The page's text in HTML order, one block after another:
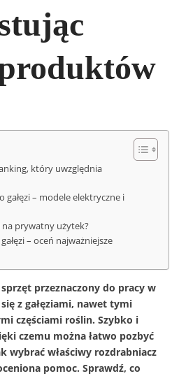
który uwzględnia
gałęzi – modele elektryczne i
na prywatny użytek?
– oceń najważniejsze
przeznaczony do pracy w
z gałęziami, nawet tymi
częściami roślin. Szybko i
czemu można łatwo pozbyć
wybrać właściwy rozdrabniacz
pomoc. Sprawdź, co